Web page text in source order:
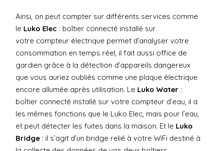
Ainsi, on peut compter sur différents services comme
le Luko Elec : boîtier connecté installé sur
votre compteur électrique permet d’analyser votre
consommation en temps réel, il fait aussi office de
gardien grâce à la détection d’appareils dangereux
que vous auriez oubliés comme une plaque électrique
encore allumée après utilisation. Le Luko Water :
boîtier connecté installé sur votre compteur d’eau, il a
les mêmes fonctions que le Luko Elec, mais pour l’eau,
et peut détecter les fuites dans la maison. Et le Luko
Bridge : il s’agit d’un bridge relié à votre WiFi destiné à